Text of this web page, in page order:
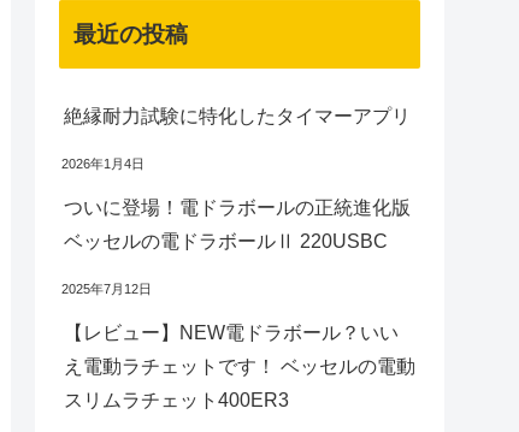
最近の投稿
絶縁耐力試験に特化したタイマーアプリ
2026年1月4日
ついに登場！電ドラボールの正統進化版
ベッセルの電ドラボールⅡ 220USBC
2025年7月12日
【レビュー】NEW電ドラボール？いい
え電動ラチェットです！ ベッセルの電動
スリムラチェット400ER3